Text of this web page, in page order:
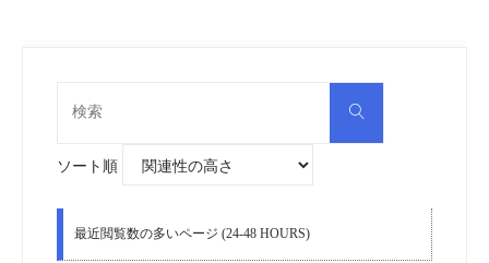
検
ソート順
最近閲覧数の多いページ (24-48 HOURS)